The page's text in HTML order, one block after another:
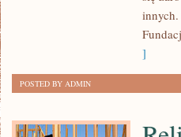
MEDYCYNAinnych.
]
POSTED BY ADMIN